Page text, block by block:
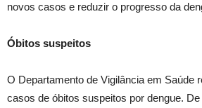
novos casos e reduzir o progresso da
Óbitos suspeitos
O Departamento de Vigilância em Saúde
casos de óbitos suspeitos por dengue.